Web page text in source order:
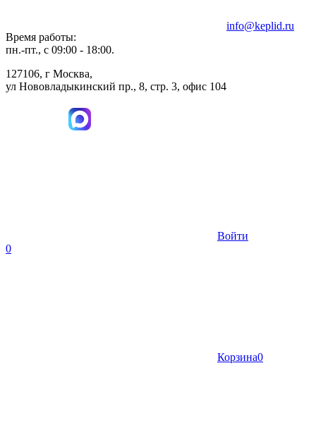
Время работы:
пн.-пт., с 09:00 - 18:00.
127106, г Москва,
ул Нововладыкинский пр., 8, стр. 3, офис 104
info@keplid.ru
Войти
0
Корзина0